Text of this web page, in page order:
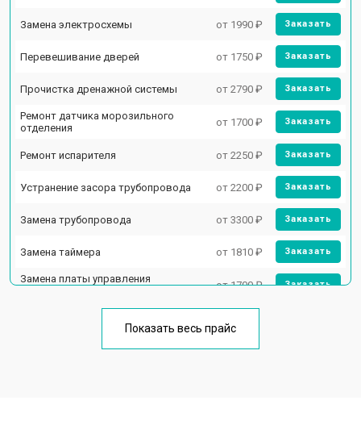
Замена электросхемы от 1990 ₽ Заказать
Перевешивание дверей от 1750 ₽ Заказать
Прочистка дренажной системы от 2790 ₽ Заказать
Ремонт датчика морозильного
отделения
от 1700 ₽ Заказать
Ремонт испарителя от 2250 ₽ Заказать
Устранение засора трубопровода от 2200 ₽ Заказать
Замена трубопровода от 3300 ₽ Заказать
Замена таймера от 1810 ₽ Заказать
Замена платы управления
от 1700 ₽ Заказать
Ремонт/замена датчика
Замена термостата от 1700 ₽
Показать весь прайс